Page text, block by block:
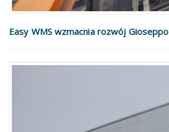
Easy WMS wzmacnia rozwój Gioseppo